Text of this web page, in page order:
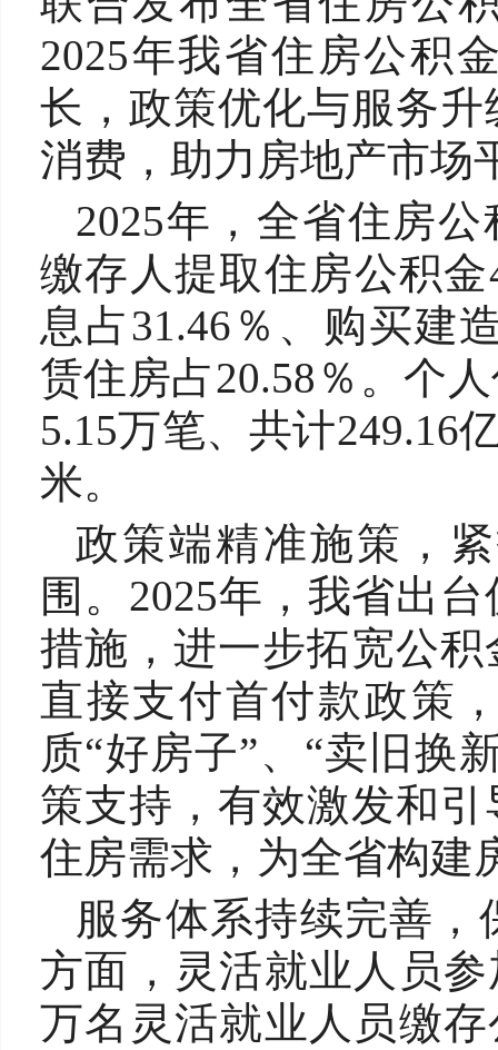
2025年我省住房公积
长，政策优化与服务
消费，助力房地产市场
2025年，全省住房
缴存人提取住房公积
息占31.46％、购买建
赁住房占20.58％。个
5.15万笔、共计249.16
米。
政策端精准施策，
围。2025年，我省出
措施，进一步拓宽公
直接支付首付款政策
质“好房子”、“卖旧换
策支持，有效激发和
住房需求，为全省构建
服务体系持续完善
方面，灵活就业人员
万名灵活就业人员缴